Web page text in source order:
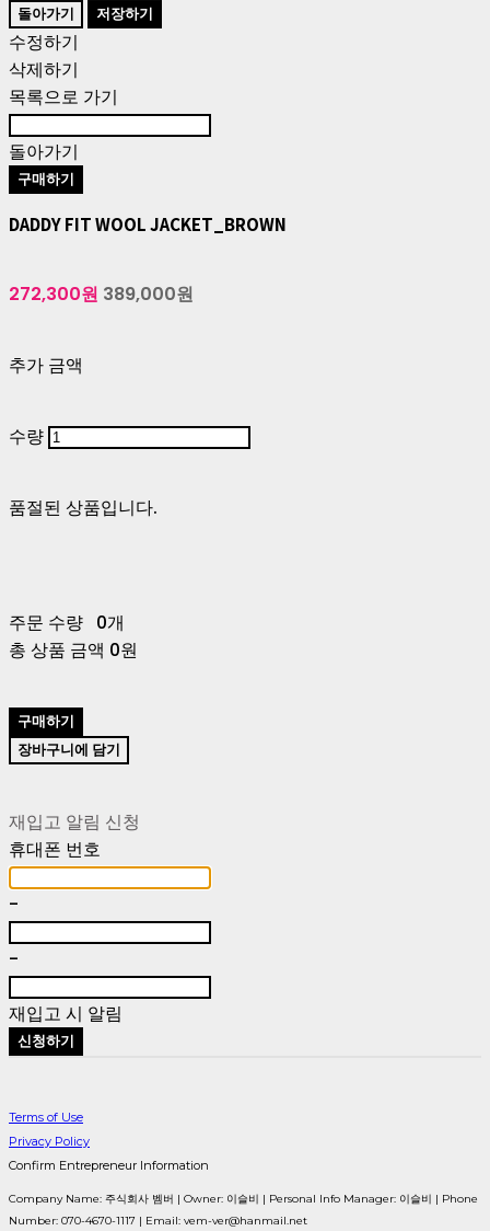
돌아가기 저장하기
수정하기
삭제하기
목록으로 가기
돌아가기
구매하기
DADDY FIT WOOL JACKET_BROWN
272,300원 389,000원
추가 금액
수량
품절된 상품입니다.
주문 수량 0개
총 상품 금액 0원
구매하기
장바구니에 담기
재입고 알림 신청
휴대폰 번호
-
-
재입고 시 알림
신청하기
Terms of Use
Privacy Policy
Confirm Entrepreneur Information
Company Name: 주식회사 벰버 | Owner: 이슬비 | Personal Info Manager: 이슬비 | Phone
Number: 070-4670-1117 | Email: vem-ver@hanmail.net